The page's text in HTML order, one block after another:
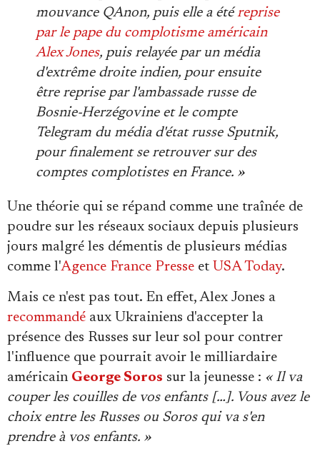
mouvance QAnon, puis elle a étéreprise
par le pape du complotisme américain
Alex Jones, puis relayée par un média
d'extrême droite indien, pour ensuite
être reprise par l'ambassade russe de
Bosnie-Herzégovine et le compte
Telegram du média d'état russe Sputnik,
pour finalement se retrouver sur des
comptes complotistes en France. »
Une théorie qui se répand comme une traînée de
poudre sur les réseaux sociaux depuis plusieurs
jours malgré les démentis de plusieurs médias
comme l'Agence France Presse et USA Today.
Mais ce n'est pas tout. En effet, Alex Jones a
recommandé aux Ukrainiens d'accepter la
présence des Russes sur leur sol pour contrer
l'influence que pourrait avoir le milliardaire
américain George Soros sur la jeunesse : « Il va
couper les couilles de vos enfants […]. Vous avez le
choix entre les Russes ou Soros qui va s'en
prendre à vos enfants. »